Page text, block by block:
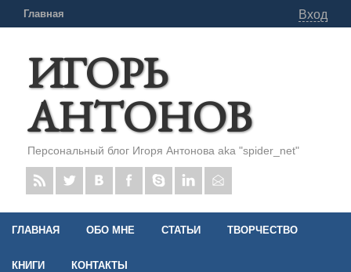
Главная Вход
ИГОРЬ
АНТОНОВ
Персональный блог Игоря Антонова aka "spider_net"
ГЛАВНАЯ ОБО МНЕ СТАТЬИ ТВОРЧЕСТВО
КНИГИ КОНТАКТЫ